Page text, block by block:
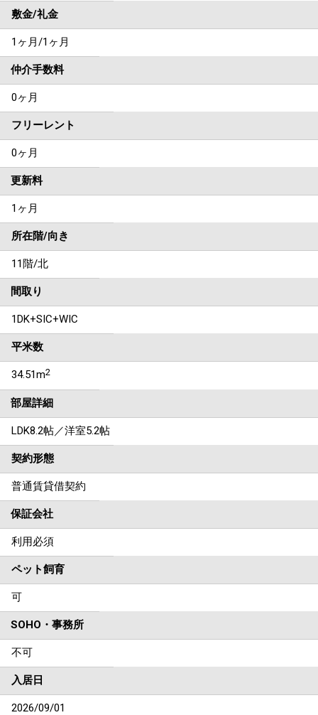
敷金/礼金
1ヶ月/1ヶ月
仲介手数料
0ヶ月
フリーレント
0ヶ月
更新料
1ヶ月
所在階/向き
11階/北
間取り
1DK+SIC+WIC
平米数
34.51m2
部屋詳細
LDK8.2帖／洋室5.2帖
契約形態
普通賃貸借契約
保証会社
利用必須
ペット飼育
可
SOHO・事務所
不可
入居日
2026/09/01